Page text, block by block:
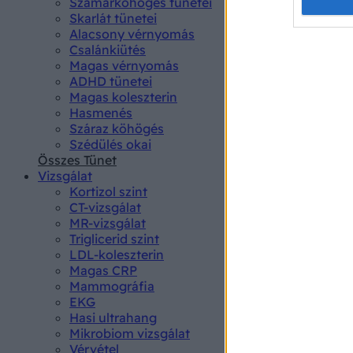
Skarlát tünetei
Alacsony vérnyomás
Csalánkiütés
Magas vérnyomás
ADHD tünetei
Magas koleszterin
Hasmenés
Száraz köhögés
Szédülés okai
Összes Tünet
Vizsgálat
Kortizol szint
CT-vizsgálat
MR-vizsgálat
Triglicerid szint
LDL-koleszterin
Magas CRP
Mammográfia
EKG
Hasi ultrahang
Mikrobiom vizsgálat
Vérvétel